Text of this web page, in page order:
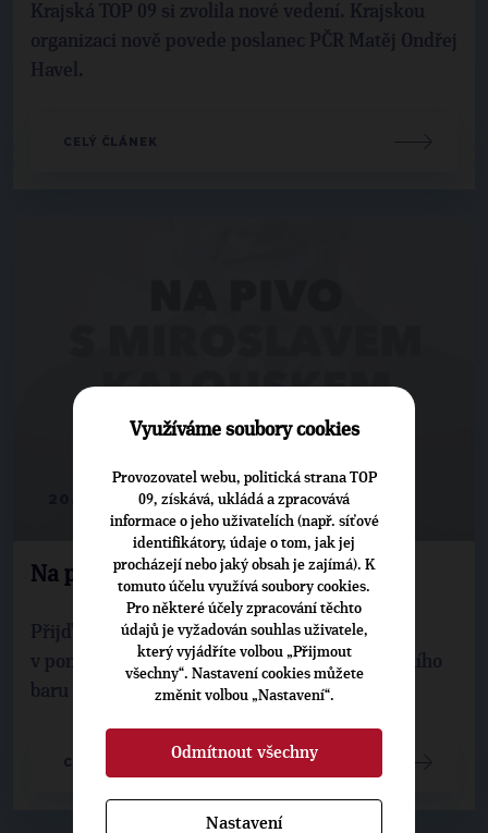
Krajská TOP 09 si zvolila nové vedení. Krajskou
organizaci nově povede poslanec PČR Matěj Ondřej
Havel.
CELÝ ČLÁNEK
20. 4. 2022
Na pivo s Miroslavem Kalouskem
Přijďte na pivo s Miroslavem Kalouskem
v pondělí 2. května 2022 od 16:30 hod. do Pivního
baru u Truta, Polská 113, Trutnov.
CELÝ ČLÁNEK
Využíváme soubory cookies
Provozovatel webu, politická strana TOP
09, získává, ukládá a zpracovává
informace o jeho uživatelích (např. síťové
identifikátory, údaje o tom, jak jej
procházejí nebo jaký obsah je zajímá). K
tomuto účelu využívá soubory cookies.
Pro některé účely zpracování těchto
údajů je vyžadován souhlas uživatele,
který vyjádříte volbou „Přijmout
všechny“. Nastavení cookies můžete
změnit volbou „Nastavení“.
Odmítnout všechny
Nastavení